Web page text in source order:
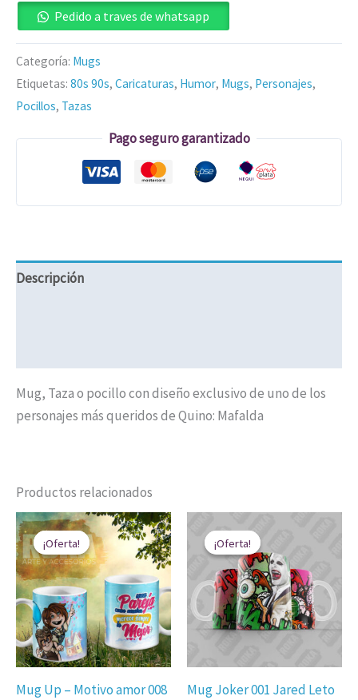
Pedido a traves de whatsapp
Categoría: Mugs
Etiquetas: 80s 90s, Caricaturas, Humor, Mugs, Personajes,
Pocillos, Tazas
Pago seguro garantizado
Descripción
Mug, Taza o pocillo con diseño exclusivo de uno de los
personajes más queridos de Quino: Mafalda
Productos relacionados
¡Oferta!
¡Oferta!
Mug Up – Motivo amor 008
El
precio
original
era:
$ 20.000.
El
precio
actual
es:
$ 14.900.
¡Oferta!
¡Oferta!
Mug Joker 001 Jared Leto
precio
original
era:
$ 20.000.
actual
es:
$ 14.900.